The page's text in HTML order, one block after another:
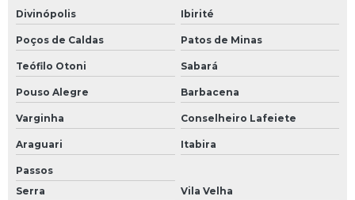
Divinópolis Ibirité
Poços de Caldas Patos de Minas
Teófilo Otoni Sabará
Pouso Alegre Barbacena
Varginha Conselheiro Lafeiete
Araguari Itabira
Passos
Serra
Vila Velha